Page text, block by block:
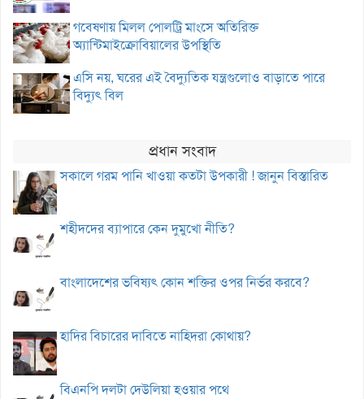
গবেষণায় মিলল পোলট্রি মাংসে অতিরিক্ত
অ্যান্টিমাইক্রোবিয়ালের উপস্থিতি
এসি নয়, ঘরের এই বৈদ্যুতিক যন্ত্রগুলোও বাড়াতে পারে
বিদ্যুৎ বিল
প্রধান সংবাদ
সকালে গরম পানি খাওয়া কতটা উপকারী ! জানুন বিস্তারিত
শহীদদের ব্যাপারে কেন দুমুখো নীতি?
বাংলাদেশের ভবিষ্যৎ কোন শক্তির ওপর নির্ভর করবে?
হাদির বিচারের দাবিতে নাহিদরা কোথায়?
বিএনপি দলটা দেউলিয়া হওয়ার পথে